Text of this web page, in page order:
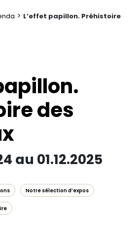
> L’effet papillon. Préhistoire
des
au 01.12.2025
Notre sélection d’expos